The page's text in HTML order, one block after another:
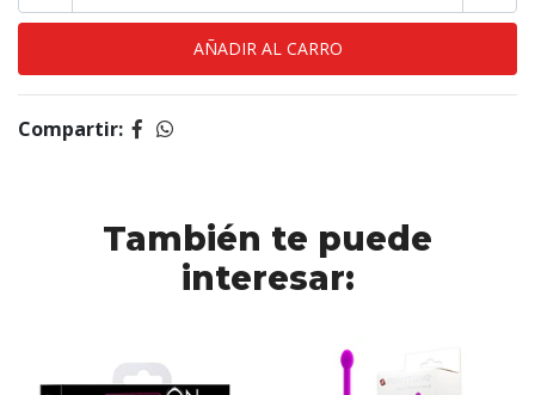
Compartir:
También te puede
interesar: